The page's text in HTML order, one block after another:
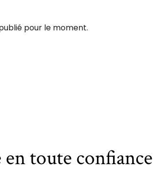
pour le moment.
toute confiance